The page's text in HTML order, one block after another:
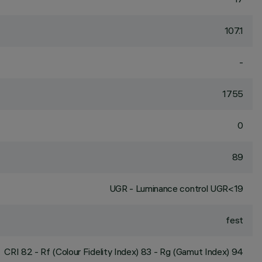
107.1
-
1755
0
89
UGR - Luminance control UGR<19
fest
CRI 82 - Rf (Colour Fidelity Index) 83 - Rg (Gamut Index) 94